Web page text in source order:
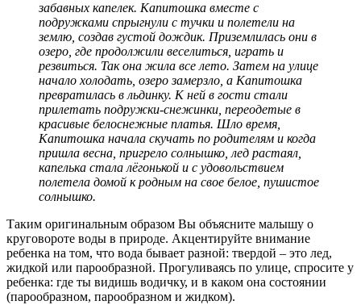
забавных капелек. Капитошка вместе с
подружками спрыгнули с тучки и полетели на
землю, создав густой дождик. Приземлилась они в
озеро, где продолжили веселиться, играть и
резвиться. Так она жила все лето. Затем на улице
начало холодать, озеро замерзло, а Капитошка
превратилась в льдинку. К ней в гости стали
прилетать подружки-снежинки, переодетые в
красивые белоснежные платья. Шло время,
Капитошка начала скучать по родителям и когда
пришла весна, пригрело солнышко, лед растаял,
капелька стала лёгонькой и с удовольствием
полетела домой к родным на свое белое, пушистое
солнышко.
Таким оригинальным образом Вы объясните малышу о
круговороте воды в природе. Акцентируйте внимание
ребенка на том, что вода бывает разной: твердой – это лед,
жидкой или парообразной. Прогуливаясь по улице, спросите у
ребенка: где ты видишь водичку, и в каком она состоянии
(парообразном, парообразном и жидком).